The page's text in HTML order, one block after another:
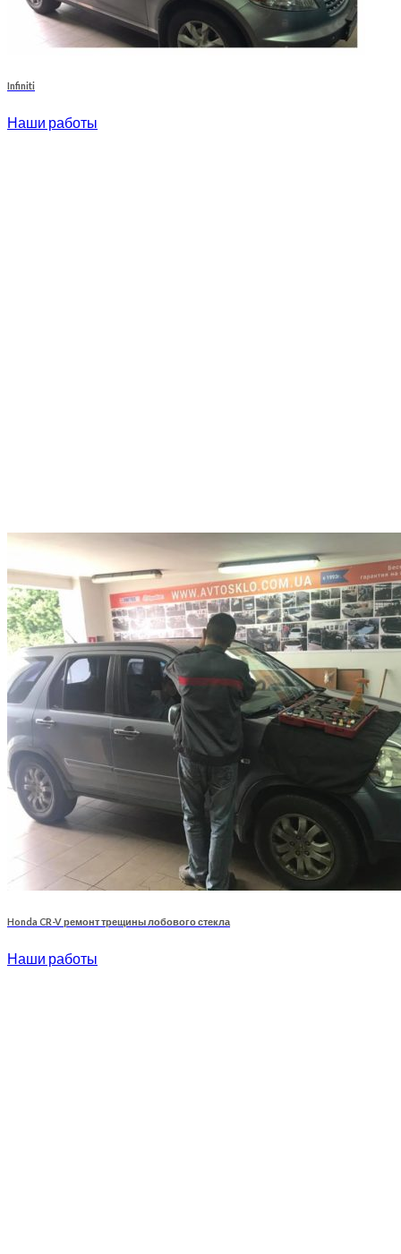
Infiniti
Наши работы
Honda CR-V ремонт трещины лобового стекла
Наши работы